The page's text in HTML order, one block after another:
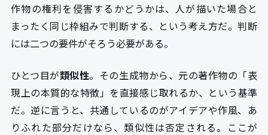
作物の権利を侵害するかどうかは、人が描いた場合と
まったく同じ枠組みで判断する、という考え方だ。判断
には二つの要件がそろう必要がある。
ひとつ目が類似性。その生成物から、元の著作物の「表
現上の本質的な特徴」を直接感じ取れるか、という基準
だ。逆に言うと、共通しているのがアイデアや作風、あ
りふれた部分だけなら、類似性は否定される。ここが